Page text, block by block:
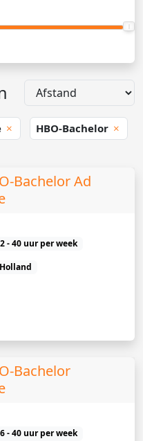
HBO-Bachelor
Bachelor Ad
- 40 uur per week
Bachelor
- 40 uur per week